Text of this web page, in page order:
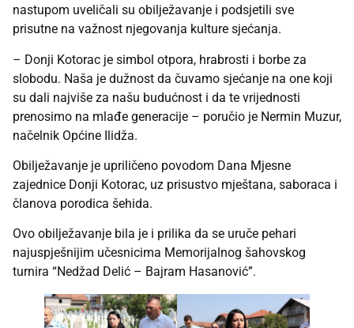
nastupom uveličali su obilježavanje i podsjetili sve
prisutne na važnost njegovanja kulture sjećanja.
– Donji Kotorac je simbol otpora, hrabrosti i borbe za
slobodu. Naša je dužnost da čuvamo sjećanje na one koji
su dali najviše za našu budućnost i da te vrijednosti
prenosimo na mlađe generacije – poručio je Nermin Muzur,
načelnik Općine Ilidža.
Obilježavanje je upriličeno povodom Dana Mjesne
zajednice Donji Kotorac, uz prisustvo mještana, saboraca i
članova porodica šehida.
Ovo obilježavanje bila je i prilika da se uruče pehari
najuspješnijim učesnicima Memorijalnog šahovskog
turnira “Nedžad Delić – Bajram Hasanović”.